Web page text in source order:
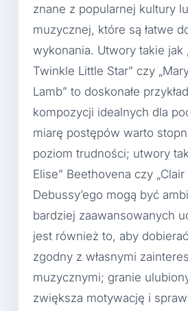
znane z popularnej kultury
muzycznej, które są łatwe
wykonania. Utwory takie jak
Twinkle Little Star” czy
Lamb” to doskonałe
kompozycji idealnych dla
miarę postępów warto
poziom trudności; utwory
Elise” Beethovena czy „Clair
Debussy’ego mogą być
bardziej zaawansowanych
jest również to, aby
zgodny z własnymi
muzycznymi; granie
zwiększa motywację i